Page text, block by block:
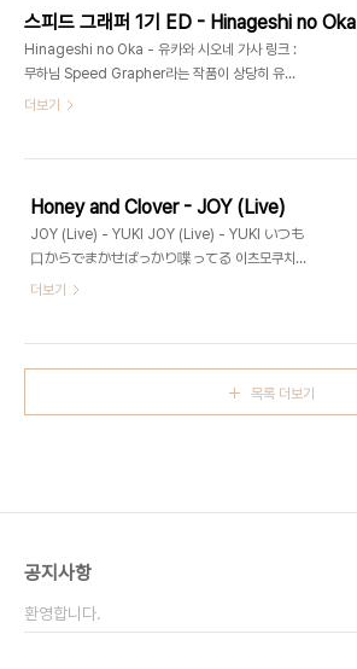
생략하겠습니다. H2 애니메이션 1기 ED - 二人に
帰ろう - Nishiwaki Yui ずっとずっとつない
で?ける手を 즈읏토즈읏토츠나이데아루케루테오
쭉 쭉 잡으며 걸어갈 수 있는 손을 もしももしもあ
なたが持ってるなら… 모시모모시모아나타가못테
かってく 靴音よりも 토오자캇테쿠 쿠츠오토요리
ける音を?く聞かせて 치카즈이테도아..
스피드 그래퍼 1기 ED - Hinageshi no Oka
Hinageshi no Oka - 유카와 시오네 가사 링크 :
무하님 Speed Grapher라는 작품이 상당히 유명
하더군요. (곤조의) 대부분의 분들과 애니를 받는 계
듣고 나서야 애니를 받는경우가 종종 있습니다. 노래
들으시며 눈치 채신 분들도 계시겠지만 이번 경우는
더욱 독특하게도 '린다린다린다' 라는 배두나가 출연
한 일본영화의 모에역(밴드의 전 보컬)으로 나온 유
카와 시오네라는 배우(가수)의 곡이라는 것입니다.
광대역의 성량으로 관객을 압도하지요. 바로 그 분입
더보기
Honey and Clover - JOY (Live)
JOY (Live) - YUKI JOY (Live) - YUKI いつも
口からでまかせばっかり喋ってる 이츠모쿠치카
라데마카세밧카리샤벳떼루 언제나 입에서 나오는 대
이츠닷떼세카이와와따시오타노시쿠사세떼 언제나
어요 誰かを愛すことなんて 本當はとても簡單
더보기
목록 더보기
공지사항
환영합니다.